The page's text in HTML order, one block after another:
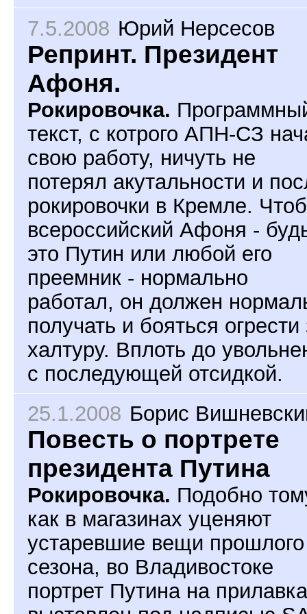
7.5.2008 Юрий Нерсесов
Репринт. Президент
Афоня.
Рокировочка.
текст, с котрого АПН-СЗ
свою работу, ничуть не
потерял акутальности и
рокировочки в Кремле.
всероссийский Афоня -
это Путин или любой его
преемник - нормально
работал, он должен
получать и бояться огрести
халтуру. Вплоть до
с последующей отсидкой.
25.1.2008 Борис
Повесть о портрете
президента Путина
Рокировочка. Подобно
как в магазинах уценяют
устаревшие вещи прошлого
сезона, во Владивостоке
портрет Путина на